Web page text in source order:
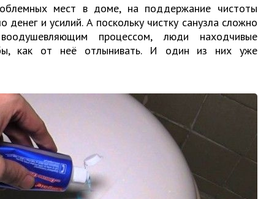
мест в доме, на поддержание чистоты
денег и усилий. А поскольку чистку санузла сложно
процессом, люди находчивые
как от неё отлынивать. И один из них уже